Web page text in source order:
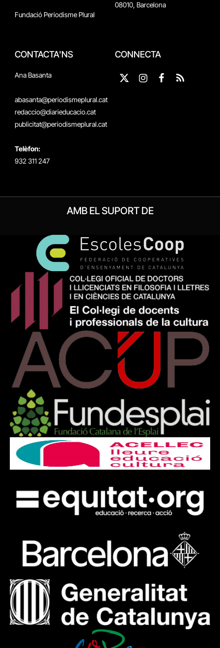
Fundació Periodisme Plural
08010, Barcelona
CONTACTA'NS
Ana Basanta
abasanta@periodismeplural.cat
redaccio@diarieducacio.cat
publicitat@periodismeplural.cat
Telèfon:
932 311 247
CONNECTA
X
InstagramFacebook
RSS
AMB EL SUPORT DE